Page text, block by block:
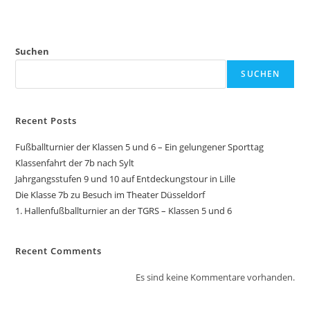
Suchen
SUCHEN
Recent Posts
Fußballturnier der Klassen 5 und 6 – Ein gelungener Sporttag
Klassenfahrt der 7b nach Sylt
Jahrgangsstufen 9 und 10 auf Entdeckungstour in Lille
Die Klasse 7b zu Besuch im Theater Düsseldorf
1. Hallenfußballturnier an der TGRS – Klassen 5 und 6
Recent Comments
Es sind keine Kommentare vorhanden.